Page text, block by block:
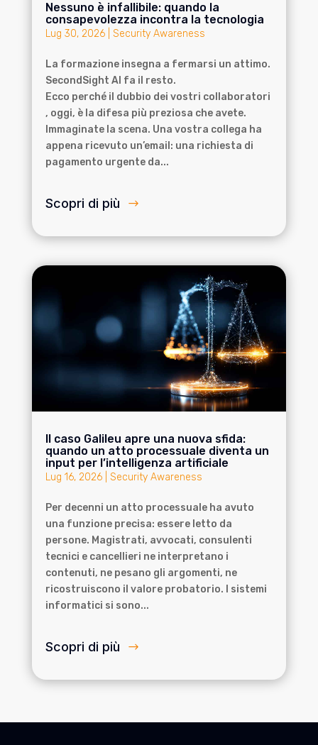
Nessuno è infallibile: quando la
consapevolezza incontra la tecnologia
Lug 30, 2026| Security Awareness
La formazione insegna a fermarsi un attimo.
SecondSight AI fa il resto.
Ecco perché il dubbio dei vostri collaboratori
, oggi, è la difesa più preziosa che avete.
Immaginate la scena. Una vostra collega ha
appena ricevuto un’email: una richiesta di
pagamento urgente da...
Scopri di più
Il caso Galileu apre una nuova sfida:
quando un atto processuale diventa un
input per l’intelligenza artificiale
Lug 16, 2026| Security Awareness
Per decenni un atto processuale ha avuto
una funzione precisa: essere letto da
persone. Magistrati, avvocati, consulenti
tecnici e cancellieri ne interpretano i
contenuti, ne pesano gli argomenti, ne
ricostruiscono il valore probatorio. I sistemi
informatici si sono...
Scopri di più